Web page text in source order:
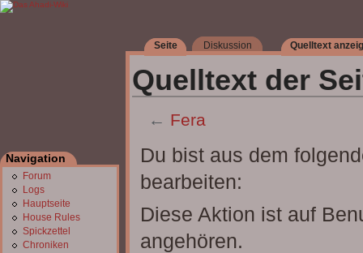
Quelltext der
← Fera
Du bist aus dem
bearbeiten:
Diese Aktion ist auf
angehören.
Seite Diskussion Quelltext
Navigation
Forum
Logs
Hauptseite
House Rules
Spickzettel
Chroniken